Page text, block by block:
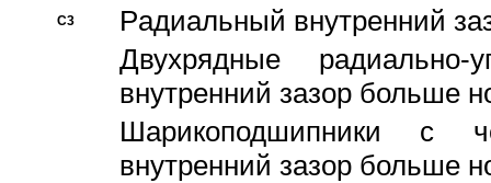
C3
Pадиальный внутренний
Двухрядные радиально-
внутренний зазор больше
Шарикоподшипники с
внутренний зазор больше